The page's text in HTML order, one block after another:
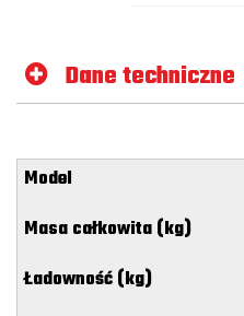
Dane techniczne